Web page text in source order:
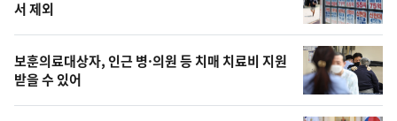
의
영
상
서 제외
보훈의료대상자, 인근 병·의원 등 치매 치료비 지원
받을 수 있어